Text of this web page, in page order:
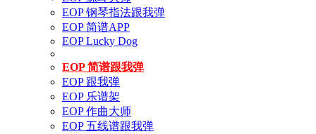
EOP 钢琴指法跟我弹
EOP 简谱APP
EOP Lucky Dog
EOP 简谱跟我弹
EOP 跟我弹
EOP 乐谱架
EOP 作曲大师
EOP 五线谱跟我弹